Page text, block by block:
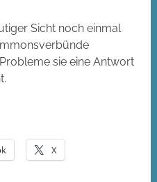
Sicht noch einmal
sie eine Antwort
X